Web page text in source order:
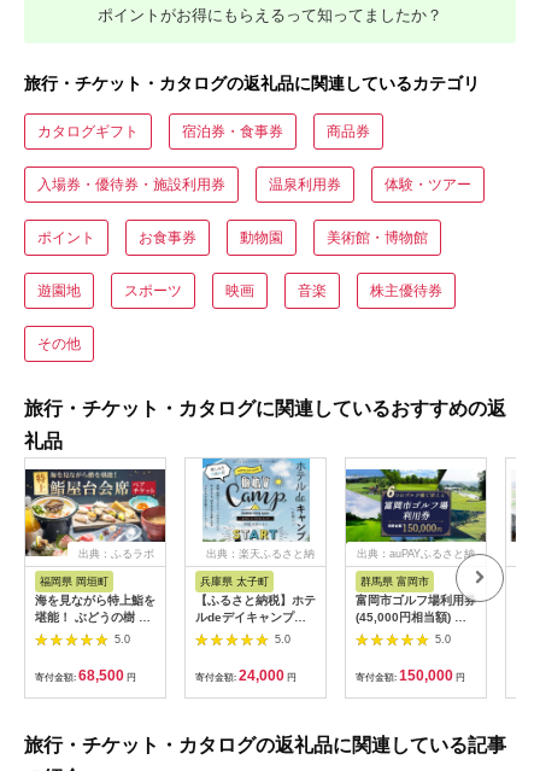
ポイントがお得にもらえるって知ってましたか？
旅行・チケット・カタログの返礼品に関連しているカテゴリ
カタログギフト 宿泊券・食事券 商品券
入場券・優待券・施設利用券 温泉利用券 体験・ツアー
ポイント お食事券 動物園 美術館・博物館
遊園地 スポーツ 映画 音楽 株主優待券
その他
旅行・チケット・カタログに関連しているおすすめの返
礼品
出典：ふるラボ
福岡県 岡垣町
海を見ながら特上鮨を
堪能！ ぶどうの樹 鮨
屋台ペア お食事券 海
鮮 海 屋台 食事 ペア
福岡県 岡垣町
5.0
寄付金額: 68,500 円
出典：楽天ふるさと納
兵庫県 太子町
【ふるさと納税】ホテ
ルdeデイキャンプ体
験チケット
【1364991】
5.0
寄付金額: 24,000 円
出典：auPAYふるさと納
群馬県 富岡市
富岡市ゴルフ場利用券
(45,000円相当額) ゴ
ルフ チケット 平日 土
日 祝日 プレー券 関東
群馬県 首都圏 F20E-
382
5.0
寄付金額: 150,000 円
旅行・チケット・カタログの返礼品に関連している記事